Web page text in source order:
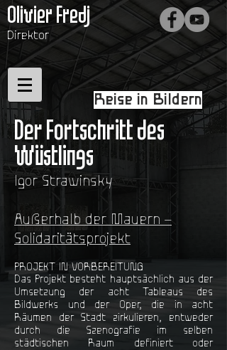
Olivier Fredj
Direktor
Reise in Bildern
Der Fortschritt des
Wüstlings
Igor Strawinsky
Außerhalb der Mauern –
Solidaritätsprojekt
PROJEKT IN VORBEREITUNG
Das Projekt besteht hauptsächlich aus der
Umsetzung der acht Tableaus des
Bildwerks und der Oper, die in acht
Räumen der Stadt zirkulieren, entweder
durch die Szenografie im selben
städtischen Raum definiert oder